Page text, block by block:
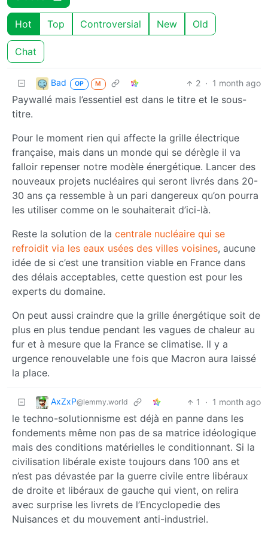
Hot Top Controversial New Old
Chat
Bad OP M 2 · 1 month ago
Paywallé mais l’essentiel est dans le titre et le sous-
titre.
Pour le moment rien qui affecte la grille électrique
française, mais dans un monde qui se dérègle il va
falloir repenser notre modèle énergétique. Lancer des
nouveaux projets nucléaires qui seront livrés dans 20-
30 ans ça ressemble à un pari dangereux qu’on pourra
les utiliser comme on le souhaiterait d’ici-là.
Reste la solution de la centrale nucléaire qui se
refroidit via les eaux usées des villes voisines, aucune
idée de si c’est une transition viable en France dans
des délais acceptables, cette question est pour les
experts du domaine.
On peut aussi craindre que la grille énergétique soit de
plus en plus tendue pendant les vagues de chaleur au
fur et à mesure que la France se climatise. Il y a
urgence renouvelable une fois que Macron aura laissé
la place.
AxZxP@lemmy.world 1 · 1 month ago
le techno-solutionnisme est déjà en panne dans les
fondements même non pas de sa matrice idéologique
mais des conditions matérielles le conditionnant. Si la
civilisation libérale existe toujours dans 100 ans et
n’est pas dévastée par la guerre civile entre libéraux
de droite et libéraux de gauche qui vient, on relira
avec surprise les livrets de l’Encyclopedie des
Nuisances et du mouvement anti-industriel.